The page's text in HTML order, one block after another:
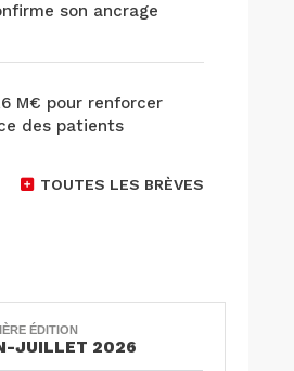
son ancrage
M€ pour renforcer
des patients
TOUTES LES BRÈVES
ÉDITION
JUILLET 2026